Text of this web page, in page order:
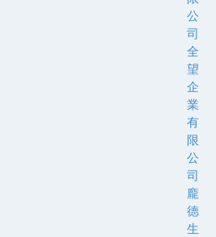
公
司
全
望
企
業
有
限
公
司
龐
德
生